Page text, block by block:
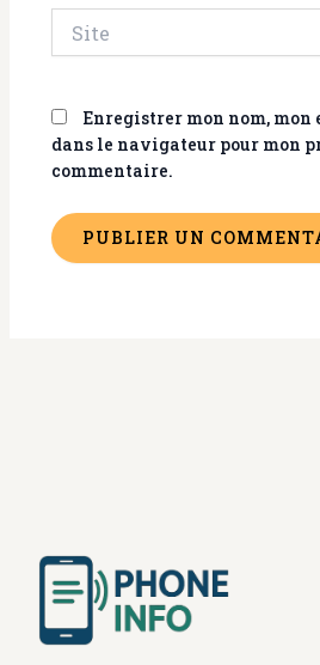
Enregistrer mon nom, mon
dans le navigateur pour mon
commentaire.